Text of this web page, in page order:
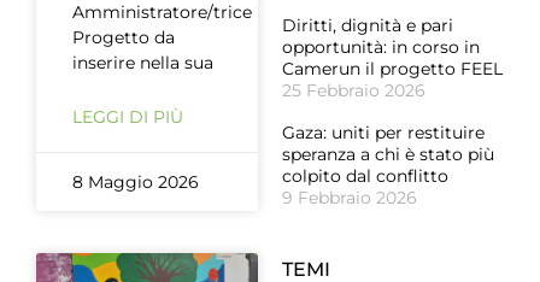
Amministratore/trice
Progetto da
inserire nella sua
LEGGI DI PIÙ
8 Maggio 2026
Diritti, dignità e pari
opportunità: in corso in
Camerun il progetto FEEL
25 Febbraio 2026
Gaza: uniti per restituire
speranza a chi è stato più
colpito dal conflitto
9 Febbraio 2026
TEMI